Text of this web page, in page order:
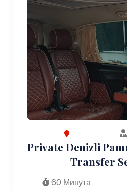
Private Denizli
Transfer
60 Минута